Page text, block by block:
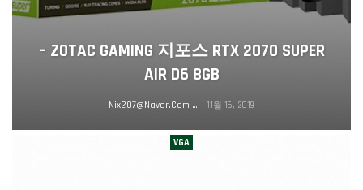
– ZOTAC GAMING 지포스 RTX 2070 SUPER
AIR D6 8GB
Nix207@naver.com 11월 16, 2019
VGA